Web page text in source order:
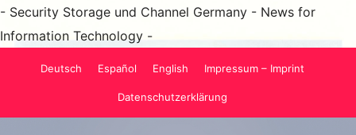
- Security Storage und Channel Germany - News for
Information Technology -
Deutsch Español English Impressum – Imprint
Datenschutzerklärung